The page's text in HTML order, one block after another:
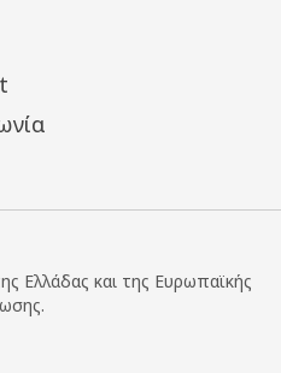
Ελλάδας και της Ευρωπαϊκής